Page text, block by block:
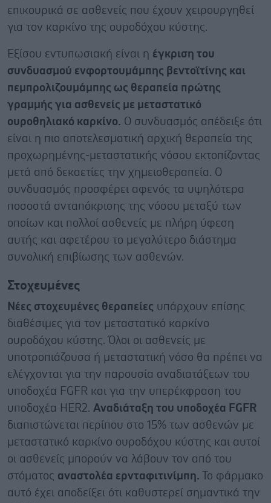
επικουρικά σε ασθενείς που έχουν χειρουργηθεί
για τον καρκίνο της ουροδόχου κύστης.
Εξίσου εντυπωσιακή είναι η έγκριση του
συνδυασμού ενφορτουμάμπης βεντοϊτίνης και
πεμπρολιζουμάμπης ως θεραπεία πρώτης
γραμμής για ασθενείς με μεταστατικό
ουροθηλιακό καρκίνο. Ο συνδυασμός απέδειξε ότι
είναι η πιο αποτελεσματική αρχική θεραπεία της
προχωρημένης-μεταστατικής νόσου εκτοπίζοντας
μετά από δεκαετίες την χημειοθεραπεία. Ο
συνδυασμός προσφέρει αφενός τα υψηλότερα
ποσοστά ανταπόκρισης της νόσου μεταξύ των
οποίων και πολλοί ασθενείς με πλήρη ύφεση
αυτής και αφετέρου το μεγαλύτερο διάστημα
συνολική επιβίωσης των ασθενών.
Στοχευμένες
Νέες στοχευμένες θεραπείες υπάρχουν επίσης
διαθέσιμες για τον μεταστατικό καρκίνο
ουροδόχου κύστης. Όλοι οι ασθενείς με
υποτροπιάζουσα ή μεταστατική νόσο θα πρέπει να
ελέγχονται για την παρουσία αναδιατάξεων του
υποδοχέα FGFR και για την υπερέκφραση του
υποδοχέα HER2. Αναδιάταξη του υποδοχέα FGFR
διαπιστώνεται περίπου στο 15% των ασθενών με
μεταστατικό καρκίνο ουροδόχου κύστης και αυτοί
οι ασθενείς μπορούν να λάβουν τον από του
στόματος αναστολέα ερνταφιτινίμπη.
Το φάρμακο
αυτό έχει αποδείξει ότι καθυστερεί σημαντικά την